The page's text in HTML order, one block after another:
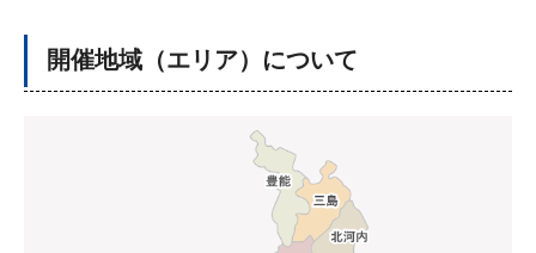
開催地域（エリア）について